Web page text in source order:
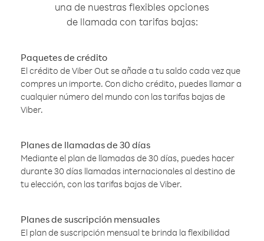
una de nuestras flexibles opciones
de llamada con tarifas bajas:
Paquetes de crédito
El crédito de Viber Out se añade a tu saldo cada vez que
compres un importe. Con dicho crédito, puedes llamar a
cualquier número del mundo con las tarifas bajas de
Viber.
Planes de llamadas de 30 días
Mediante el plan de llamadas de 30 días, puedes hacer
durante 30 días llamadas internacionales al destino de
tu elección, con las tarifas bajas de Viber.
Planes de suscripción mensuales
El plan de suscripción mensual te brinda la flexibilidad